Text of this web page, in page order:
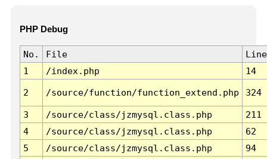
PHP Debug
No. File
Line
1
/index.php 14
2 /source/function/function_extend.php 324
3 /source/class/jzmysql.class.php
211
4
/source/class/jzmysql.class.php
62
5
/source/class/jzmysql.class.php
94